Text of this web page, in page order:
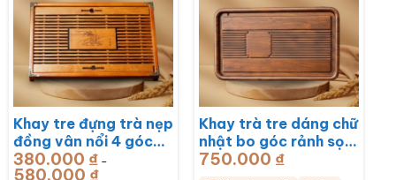
thể.
Các
chọn
thể
chọn
trên
trang
sản
phẩm
Các
chọn
thể
chọn
trên
trang
sản
phẩm
Khay tre đựng trà nẹp
đồng vân nổi 4 góc
khắc hoa lan
380.000 ₫ –
580.000 ₫Khoảng
Khay trà tre dáng chữ
nhật bo góc rảnh sọc
50x28x3cm BT-
750.000 ₫